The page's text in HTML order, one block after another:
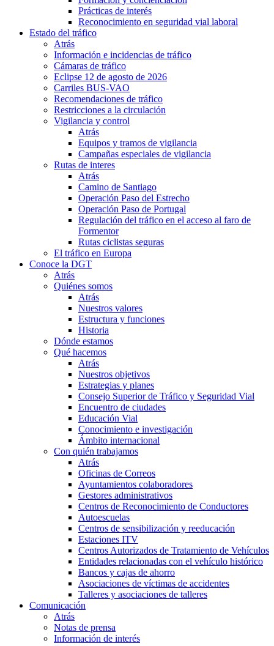
Prácticas de interés
Reconocimiento en seguridad vial laboral
Estado del tráfico
Atrás
Información e incidencias de tráfico
Cámaras de tráfico
Eclipse 12 de agosto de 2026
Carriles BUS-VAO
Recomendaciones de tráfico
Restricciones a la circulación
Vigilancia y control
Atrás
Equipos y tramos de vigilancia
Campañas especiales de vigilancia
Rutas de interes
Atrás
Camino de Santiago
Operación Paso del Estrecho
Operación Paso de Portugal
Regulación del tráfico en el acceso al faro de
Formentor
Rutas ciclistas seguras
El tráfico en Europa
Conoce la DGT
Atrás
Quiénes somos
Atrás
Nuestros valores
Estructura y funciones
Historia
Dónde estamos
Qué hacemos
Atrás
Nuestros objetivos
Estrategias y planes
Consejo Superior de Tráfico y Seguridad Vial
Encuentro de ciudades
Educación Vial
Conocimiento e investigación
Ámbito internacional
Con quién trabajamos
Atrás
Oficinas de Correos
Ayuntamientos colaboradores
Gestores administrativos
Centros de Reconocimiento de Conductores
Autoescuelas
Centros de sensibilización y reeducación
Estaciones ITV
Centros Autorizados de Tratamiento de Vehículos
Entidades relacionadas con el vehículo histórico
Bancos y cajas de ahorro
Asociaciones de víctimas de accidentes
Talleres y asociaciones de talleres
Comunicación
Atrás
Notas de prensa
Información de interés